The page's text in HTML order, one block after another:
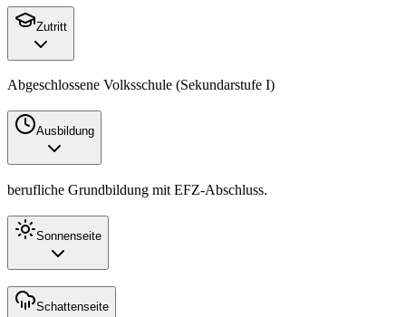
Zutritt
Abgeschlossene Volksschule (Sekundarstufe I)
Ausbildung
berufliche Grundbildung mit EFZ-Abschluss.
Sonnenseite
Schattenseite